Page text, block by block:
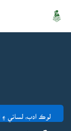
لوڪ ادب، لساني ۽